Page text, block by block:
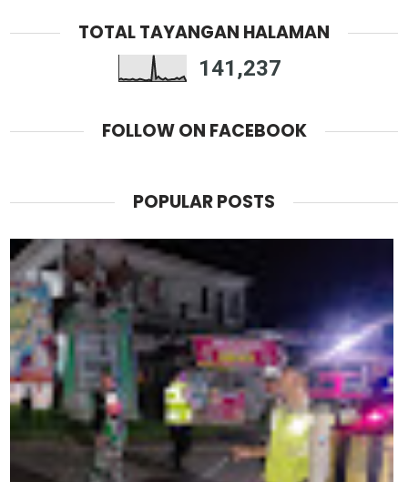
TOTAL TAYANGAN HALAMAN
141,237
FOLLOW ON FACEBOOK
POPULAR POSTS